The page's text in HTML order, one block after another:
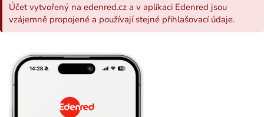
Účet vytvořený na edenred.cz a v aplikaci Edenred jsou
vzájemně propojené a používají stejné přihlašovací údaje.